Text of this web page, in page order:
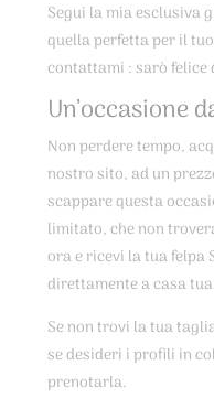
Segui la mia esclusiva
quella perfetta per il
contattami : sarò
Un’occasione
Non perdere tempo,
nostro sito, ad un
scappare questa
limitato, che non
ora e ricevi la tua felpa
direttamente a casa
Se non trovi la tua
se desideri i profili in
prenotarla.